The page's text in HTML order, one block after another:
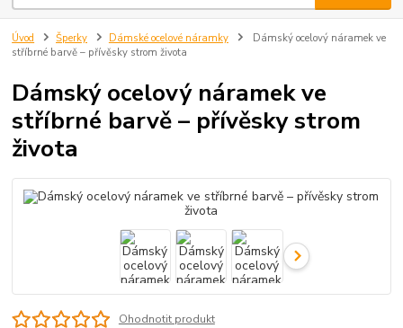
Úvod Šperky Dámské ocelové náramky
Dámský ocelový náramek ve
stříbrné barvě – přívěsky strom života
Dámský ocelový náramek ve
stříbrné barvě – přívěsky strom
života
Ohodnotit produkt